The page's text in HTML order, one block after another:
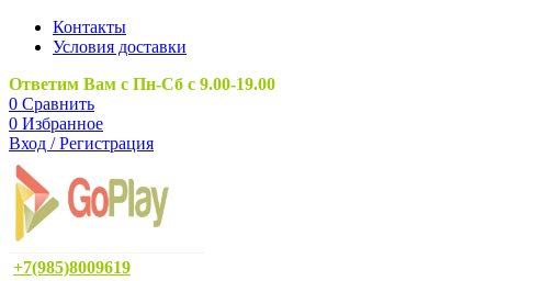
Контакты
Условия доставки
Ответим Вам с Пн-Сб с 9.00-19.00
0 Сравнить
0 Избранное
Вход / Регистрация
+7(985)8009619